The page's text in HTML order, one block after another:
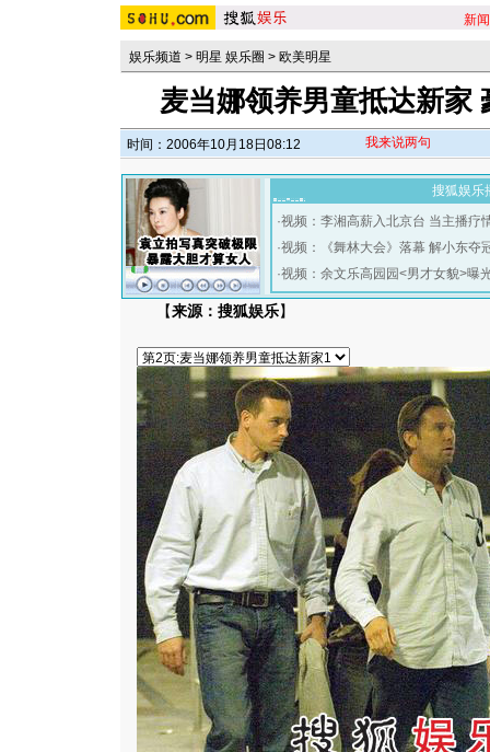
新闻
娱乐频道 > 明星 娱乐圈 > 欧美明星
麦当娜领养男童抵达新家
时间：2006年10月18日08:12 我来说两句
搜狐娱乐
·视频：李湘高薪入北京台 当主播疗
·视频：《舞林大会》落幕 解小东夺
·视频：余文乐高园园<男才女貌>曝
【来源：搜狐娱乐】